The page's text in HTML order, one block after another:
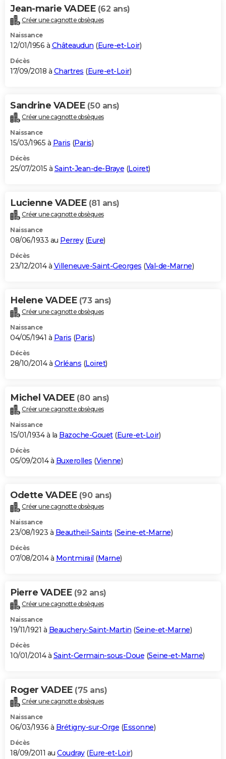
Jean-marie VADEE (62 ans)
Créer une cagnotte obsèques
Naissance
12/01/1956 à Châteaudun (Eure-et-Loir)
Décès
17/09/2018 à Chartres (Eure-et-Loir)
Sandrine VADEE (50 ans)
Créer une cagnotte obsèques
Naissance
15/03/1965 à Paris (Paris)
Décès
25/07/2015 à Saint-Jean-de-Braye (Loiret)
Lucienne VADEE (81 ans)
Créer une cagnotte obsèques
Naissance
08/06/1933 au Perrey(Eure)
Décès
23/12/2014 à Villeneuve-Saint-Georges (Val-de-Marne)
Helene VADEE (73 ans)
Créer une cagnotte obsèques
Naissance
04/05/1941 à Paris (Paris)
Décès
28/10/2014 à Orléans (Loiret)
Michel VADEE (80 ans)
Créer une cagnotte obsèques
Naissance
15/01/1934 à la Bazoche-Gouet(Eure-et-Loir)
Décès
05/09/2014 à Buxerolles (Vienne)
Odette VADEE (90 ans)
Créer une cagnotte obsèques
Naissance
23/08/1923 à Beautheil-Saints (Seine-et-Marne)
Décès
07/08/2014 à Montmirail (Marne)
Pierre VADEE (92 ans)
Créer une cagnotte obsèques
Naissance
19/11/1921 à Beauchery-Saint-Martin (Seine-et-Marne)
Décès
10/01/2014 à Saint-Germain-sous-Doue (Seine-et-Marne)
Roger VADEE (75 ans)
Créer une cagnotte obsèques
Naissance
06/03/1936 à Brétigny-sur-Orge (Essonne)
Décès
18/09/2011 au Coudray(Eure-et-Loir)